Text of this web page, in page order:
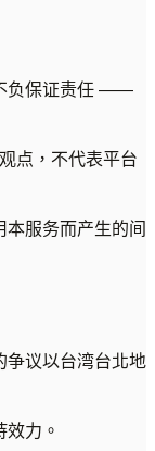
负保证责任 ——
点，不代表平台
服务而产生的间
争议以台湾台北地
力。